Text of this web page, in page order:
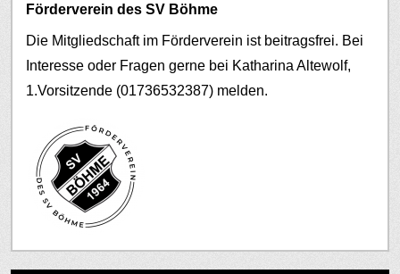
Förderverein des SV Böhme
Die Mitgliedschaft im Förderverein ist beitragsfrei. Bei
Interesse oder Fragen gerne bei Katharina Altewolf,
1.Vorsitzende (01736532387) melden.